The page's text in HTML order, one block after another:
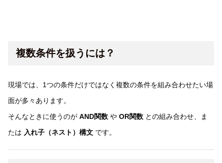
複数条件を扱うには？
現場では、1つの条件だけではなく複数の条件を組み合わせたい場
面が多々あります。
そんなときに使うのが AND関数 や OR関数 との組み合わせ、ま
たは 入れ子（ネスト）構文 です。